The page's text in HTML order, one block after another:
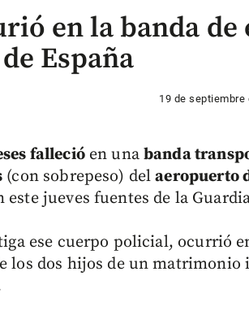
en la banda de
España
19 de septiembre
fallecióen unabanda
(con sobrepeso) delaeropuerto
jueves fuentes de la
ese cuerpo policial, ocurrió
los dos hijos de un matrimonio